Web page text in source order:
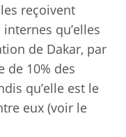
reçoivent
qu’elles
de Dakar, par
de 10% des
qu’elle est le
eux (voir le